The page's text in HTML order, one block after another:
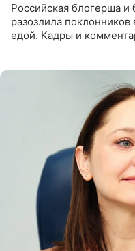
Российская блогерша
разозлила
едой. Кадры и